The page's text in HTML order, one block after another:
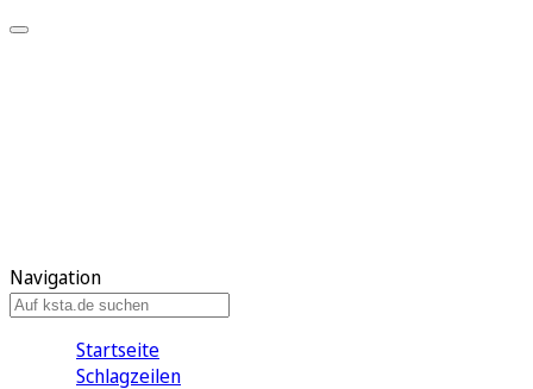
Navigation
Startseite
Schlagzeilen